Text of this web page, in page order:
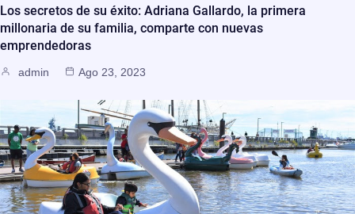
Los secretos de su éxito: Adriana Gallardo, la primera
millonaria de su familia, comparte con nuevas
emprendedoras
admin Ago 23, 2023